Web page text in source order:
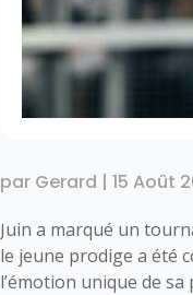
par Gerard |15 Août
Juin a marqué un
le jeune prodige a été
l’émotion unique de